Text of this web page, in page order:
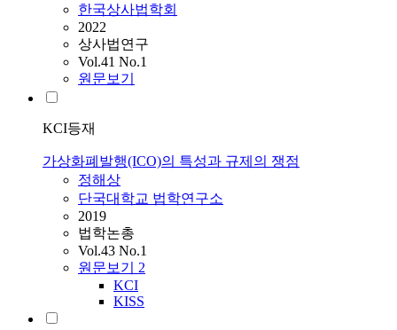
한국상사법학회
2022
상사법연구
Vol.41 No.1
원문보기
KCI등재
가상화폐발행(ICO)의 특성과 규제의 쟁점
정해상
단국대학교 법학연구소
2019
법학논총
Vol.43 No.1
원문보기 2
KCI
KISS